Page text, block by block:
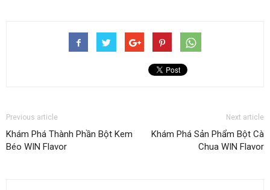
Previous article
Khám Phá Thành Phần Bột Kem
Béo WIN Flavor
Next article
Khám Phá Sản Phẩm Bột Cà
Chua WIN Flavor